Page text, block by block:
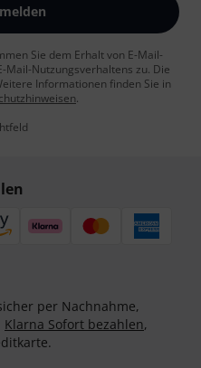
Sie dem Erhalt von E-Mail-
Mail-Nutzungsverhaltens zu. Die
Informationen finden Sie in
.
per Nachnahme,
Klarna Sofort bezahlen,